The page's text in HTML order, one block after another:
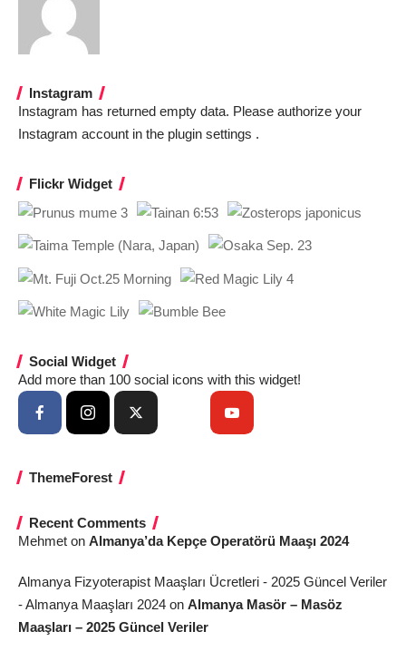
Instagram
Instagram has returned empty data. Please authorize your
Instagram account in the plugin settings .
Flickr Widget
Social Widget
Add more than 100 social icons with this widget!
ThemeForest
Recent Comments
Mehmet on Almanya’da Kepçe Operatörü Maaşı 2024
Almanya Fizyoterapist Maaşları Ücretleri - 2025 Güncel Veriler
- Almanya Maaşları 2024 on Almanya Masör – Masöz
Maaşları – 2025 Güncel Veriler